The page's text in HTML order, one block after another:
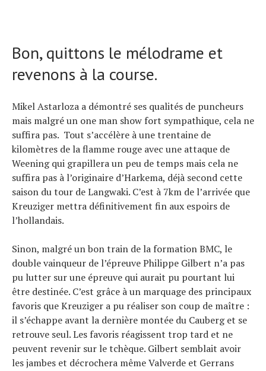
Bon, quittons le mélodrame et
revenons à la course.
Mikel Astarloza a démontré ses qualités de puncheurs
mais malgré un one man show fort sympathique, cela ne
suffira pas. Tout s’accélère à une trentaine de
kilomètres de la flamme rouge avec une attaque de
Weening qui grapillera un peu de temps mais cela ne
suffira pas à l’originaire d’Harkema, déjà second cette
saison du tour de Langwaki. C’est à 7km de l’arrivée que
Kreuziger mettra définitivement fin aux espoirs de
l’hollandais.
Sinon, malgré un bon train de la formation BMC, le
double vainqueur de l’épreuve Philippe Gilbert n’a pas
pu lutter sur une épreuve qui aurait pu pourtant lui
être destinée. C’est grâce à un marquage des principaux
favoris que Kreuziger a pu réaliser son coup de maître :
il s’échappe avant la dernière montée du Cauberg et se
retrouve seul. Les favoris réagissent trop tard et ne
peuvent revenir sur le tchèque. Gilbert semblait avoir
les jambes et décrochera même Valverde et Gerrans